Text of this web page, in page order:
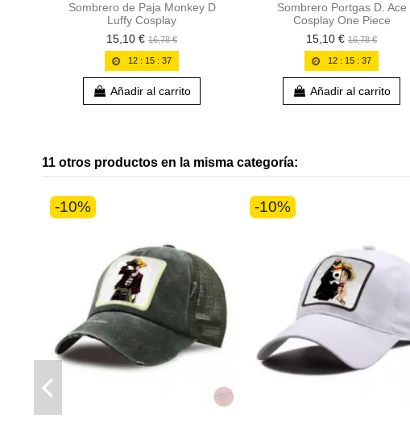
Sombrero de Paja Monkey D
Luffy Cosplay
15,10 € 16,78 €
12 : 15 :36
Añadir al carrito
Sombrero Portgas D. Ace
Cosplay One Piece
15,10 € 16,78 €
12 : 15 :36
Añadir al carrito
11 otros productos en la misma categoría:
-10% -10%